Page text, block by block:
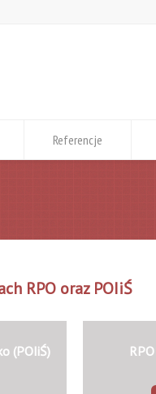
Referencje
RPO oraz POIiŚ
(POIiŚ)